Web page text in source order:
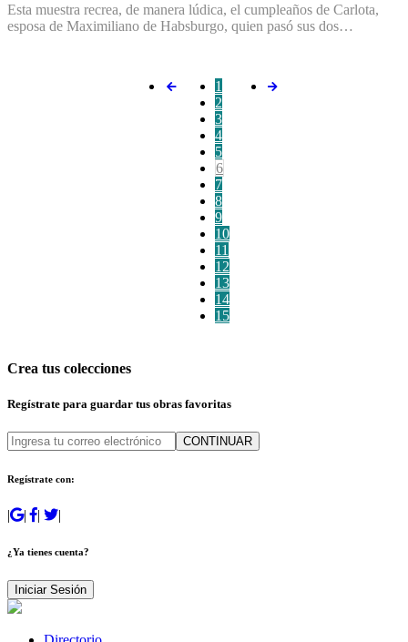
Esta muestra recrea, de manera lúdica, el cumpleaños de Carlota,
esposa de Maximiliano de Habsburgo, quien pasó sus dos…
1
2
3
4
5
6
7
8
9
10
11
12
13
14
15
Crea tus colecciones
Regístrate para guardar tus obras favoritas
CONTINUAR
Regístrate con:
| | | |
¿Ya tienes cuenta?
Iniciar Sesión